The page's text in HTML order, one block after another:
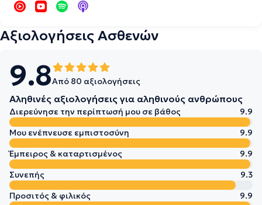
Αξιολογήσεις Ασθενών
9.8Από 80 αξιολογήσεις
Αληθινές αξιολογήσεις για αληθινούς ανθρώπους
Διερεύνησε την περίπτωσή μου σε βάθος
9.9
Μου ενέπνευσε εμπιστοσύνη
9.9
Έμπειρος & καταρτισμένος
9.9
Συνεπής
9.3
Προσιτός & φιλικός
9.9